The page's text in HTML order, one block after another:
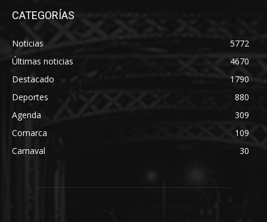
CATEGORÍAS
Noticias
5772
Últimas noticias
4670
Destacado
1790
Deportes
880
Agenda
309
Comarca
109
Carnaval
30